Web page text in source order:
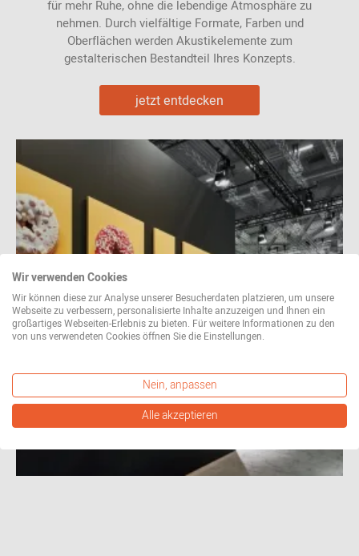
für mehr Ruhe, ohne die lebendige Atmosphäre zu
nehmen. Durch vielfältige Formate, Farben und
Oberflächen werden Akustikelemente zum
gestalterischen Bestandteil Ihres Konzepts.
jetzt entdecken
Wir verwenden Cookies
Wir können diese zur Analyse unserer Besucherdaten platzieren, um unsere
Webseite zu verbessern, personalisierte Inhalte anzuzeigen und Ihnen ein
großartiges Webseiten-Erlebnis zu bieten. Für weitere Informationen zu den
von uns verwendeten Cookies öffnen Sie die Einstellungen.
Nein, anpassen
Alle akzeptieren